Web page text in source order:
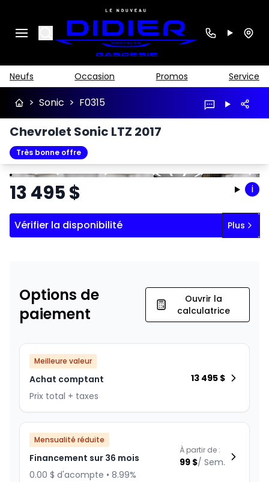
Search
Neufs Occasion Promos Service
> Sonic > F0315
Chevrolet Sonic LTZ 2017
Très bonne offre
ArrêterPrécédent
Suivant
13 495$ i
Vérifier la disponibilité Plus
Options de
paiement
Ouvrir la
calculatrice
Meilleure valeur
Achat comptant
Prix total + taxes
13 495 $
Mensualité réduite
Financement sur 36 mois
0.00 $ d'acompte • 8.99%
À partir de :
99 $/ Sem.